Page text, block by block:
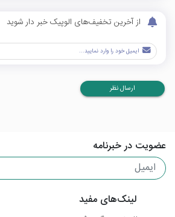
از آخرین تخفیف‌های الوپیک خبر دار شوید
ارسال نظر
عضویت در خبرنامه
لینک‌های مفید